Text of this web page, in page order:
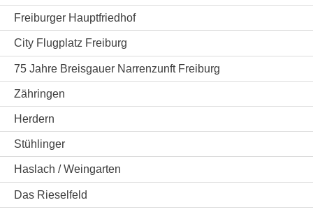
Freiburger Hauptfriedhof
City Flugplatz Freiburg
75 Jahre Breisgauer Narrenzunft Freiburg
Zähringen
Herdern
Stühlinger
Haslach / Weingarten
Das Rieselfeld